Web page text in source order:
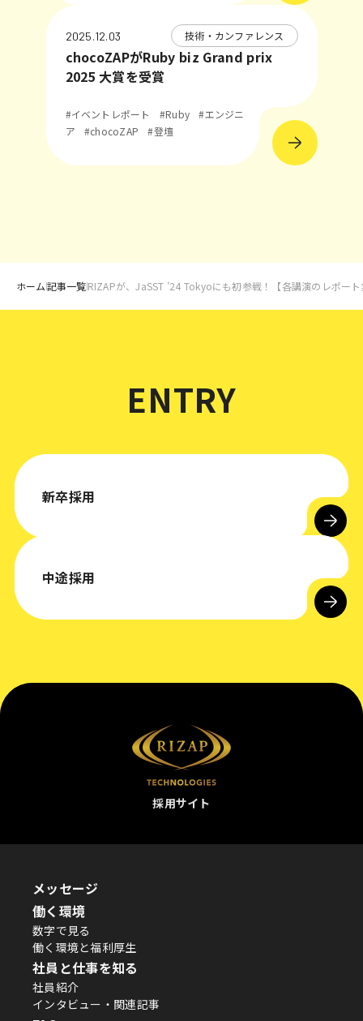
2025.12.03 技術・カンファレンス
chocoZAPがRuby biz Grand prix
2025 大賞を受賞
#イベントレポート #Ruby
#エンジニ
ア
#chocoZAP #登壇
ホーム記事一覧RIZAPが、JaSST ’24 Tokyoにも初参戦！【各講演のレポー
ENTRY
新卒採用
中途採用
採用サイト
メッセージ
働く環境
数字で見る
働く環境と福利厚生
社員と仕事を知る
社員紹介
インタビュー・関連記事